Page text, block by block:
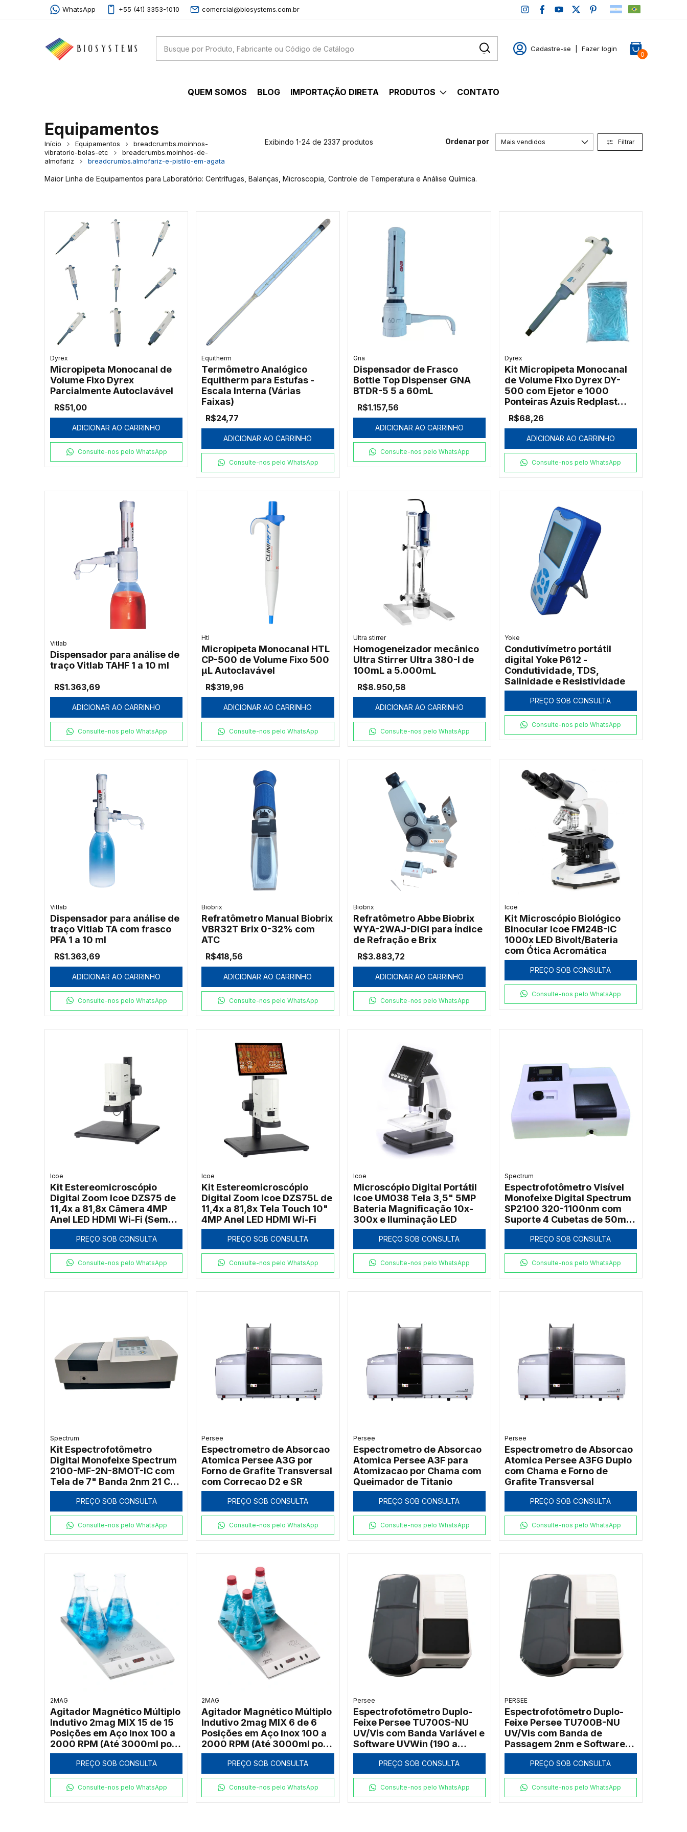
WhatsApp +55 (41) 3353-1010 comercial@biosystems.com.br
Cadastre-se Fazer login
0
QUEM SOMOS BLOG IMPORTAÇÃO DIRETA PRODUTOS CONTATO
Equipamentos
Início Equipamentos
breadcrumbs.moinhos-
vibratorio-bolas-etc
breadcrumbs.moinhos-de-
almofariz
breadcrumbs.almofariz-e-pistilo-em-agata
Exibindo 1-24 de 2337 produtos Ordenar por Filtrar
Maior Linha de Equipamentos para Laboratório: Centrífugas, Balanças, Microscopia, Controle de Temperatura e Análise Química.
Dyrex
Micropipeta Monocanal de
Volume Fixo Dyrex
Parcialmente Autoclavável
R$51,00
ADICIONAR AO CARRINHO
Consulte-nos pelo WhatsApp
Equitherm
Termômetro Analógico
Equitherm para Estufas -
Escala Interna (Várias
Faixas)
R$24,77
ADICIONAR AO CARRINHO
Consulte-nos pelo WhatsApp
Gna
Dispensador de Frasco
Bottle Top Dispenser GNA
BTDR-5 5 a 60mL
R$1.157,56
ADICIONAR AO CARRINHO
Consulte-nos pelo WhatsApp
Dyrex
Kit Micropipeta Monocanal
de Volume Fixo Dyrex DY-
500 com Ejetor e 1000
Ponteiras Azuis Redplast
500µL
R$68,26
ADICIONAR AO CARRINHO
Consulte-nos pelo WhatsApp
Vitlab
Dispensador para análise de
traço Vitlab TAHF 1 a 10 ml
R$1.363,69
ADICIONAR AO CARRINHO
Consulte-nos pelo WhatsApp
Htl
Micropipeta Monocanal HTL
CP-500 de Volume Fixo 500
µL Autoclavável
R$319,96
ADICIONAR AO CARRINHO
Consulte-nos pelo WhatsApp
Ultra stirrer
Homogeneizador mecânico
Ultra Stirrer Ultra 380-I de
100mL a 5.000mL
R$8.950,58
ADICIONAR AO CARRINHO
Consulte-nos pelo WhatsApp
Yoke
Condutivímetro portátil
digital Yoke P612 -
Condutividade, TDS,
Salinidade e Resistividade
PREÇO SOB CONSULTA
Consulte-nos pelo WhatsApp
Vitlab
Dispensador para análise de
traço Vitlab TA com frasco
PFA 1 a 10 ml
R$1.363,69
ADICIONAR AO CARRINHO
Consulte-nos pelo WhatsApp
Biobrix
Refratômetro Manual Biobrix
VBR32T Brix 0-32% com
ATC
R$418,56
ADICIONAR AO CARRINHO
Consulte-nos pelo WhatsApp
Biobrix
Refratômetro Abbe Biobrix
WYA-2WAJ-DIGI para Índice
de Refração e Brix
R$3.883,72
ADICIONAR AO CARRINHO
Consulte-nos pelo WhatsApp
Icoe
Kit Microscópio Biológico
Binocular Icoe FM24B-IC
1000x LED Bivolt/Bateria
com Ótica Acromática
PREÇO SOB CONSULTA
Consulte-nos pelo WhatsApp
Icoe
Kit Estereomicroscópio
Digital Zoom Icoe DZS75 de
11,4x a 81,8x Câmera 4MP
Anel LED HDMI Wi-Fi (Sem
Tela)
PREÇO SOB CONSULTA
Consulte-nos pelo WhatsApp
Icoe
Kit Estereomicroscópio
Digital Zoom Icoe DZS75L de
11,4x a 81,8x Tela Touch 10"
4MP Anel LED HDMI Wi-Fi
PREÇO SOB CONSULTA
Consulte-nos pelo WhatsApp
Icoe
Microscópio Digital Portátil
Icoe UM038 Tela 3,5" 5MP
Bateria Magnificação 10x-
300x e Iluminação LED
PREÇO SOB CONSULTA
Consulte-nos pelo WhatsApp
Spectrum
Espectrofotômetro Visível
Monofeixe Digital Spectrum
SP2100 320-1100nm com
Suporte 4 Cubetas de 50mm
e Software PC
PREÇO SOB CONSULTA
Consulte-nos pelo WhatsApp
Spectrum
Kit Espectrofotômetro
Digital Monofeixe Spectrum
2100-MF-2N-8MOT-IC com
Tela de 7" Banda 2nm 21 CFR
e Carrossel 8 Posições
PREÇO SOB CONSULTA
Consulte-nos pelo WhatsApp
Persee
Espectrometro de Absorcao
Atomica Persee A3G por
Forno de Grafite Transversal
com Correcao D2 e SR
PREÇO SOB CONSULTA
Consulte-nos pelo WhatsApp
Persee
Espectrometro de Absorcao
Atomica Persee A3F para
Atomizacao por Chama com
Queimador de Titanio
PREÇO SOB CONSULTA
Consulte-nos pelo WhatsApp
Persee
Espectrometro de Absorcao
Atomica Persee A3FG Duplo
com Chama e Forno de
Grafite Transversal
PREÇO SOB CONSULTA
Consulte-nos pelo WhatsApp
2MAG
Agitador Magnético Múltiplo
Indutivo 2mag MIX 15 de 15
Posições em Aço Inox 100 a
2000 RPM (Até 3000ml por
Ponto)
PREÇO SOB CONSULTA
Consulte-nos pelo WhatsApp
2MAG
Agitador Magnético Múltiplo
Indutivo 2mag MIX 6 de 6
Posições em Aço Inox 100 a
2000 RPM (Até 3000ml por
Ponto)
PREÇO SOB CONSULTA
Consulte-nos pelo WhatsApp
Persee
Espectrofotômetro Duplo-
Feixe Persee TU700S-NU
UV/Vis com Banda Variável e
Software UVWin (190 a
1100nm)
PREÇO SOB CONSULTA
Consulte-nos pelo WhatsApp
PERSEE
Espectrofotômetro Duplo-
Feixe Persee TU700B-NU
UV/Vis com Banda de
Passagem 2nm e Software
UVWin (190 a 1100nm)
PREÇO SOB CONSULTA
Consulte-nos pelo WhatsApp